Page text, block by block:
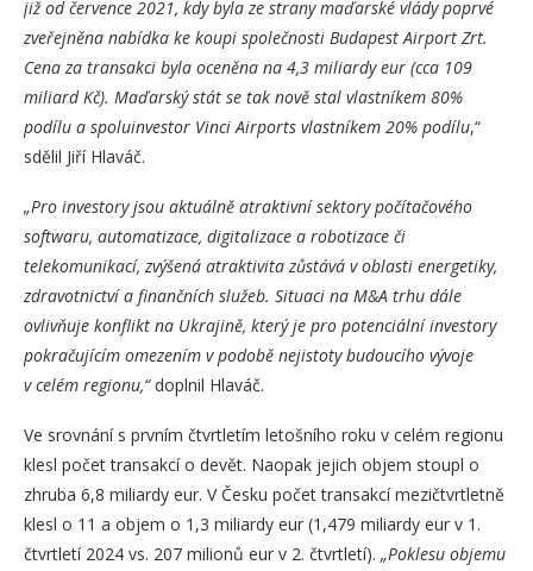
již od července 2021, kdy byla ze strany maďarské vlády poprvé
zveřejněna nabídka ke koupi společnosti Budapest Airport Zrt.
Cena za transakci byla oceněna na 4,3 miliardy eur (cca 109
miliard Kč). Maďarský stát se tak nově stal vlastníkem 80%
podílu a spoluinvestor Vinci Airports vlastníkem 20% podílu,“
sdělil Jiří Hlaváč.
„Pro investory jsou aktuálně atraktivní sektory počítačového
softwaru, automatizace, digitalizace a robotizace či
telekomunikací, zvýšená atraktivita zůstává v oblasti energetiky,
zdravotnictví a finančních služeb. Situaci na M&A trhu dále
ovlivňuje konflikt na Ukrajině, který je pro potenciální investory
pokračujícím omezením v podobě nejistoty budoucího vývoje
v celém regionu,“doplnil Hlaváč.
Ve srovnání s prvním čtvrtletím letošního roku v celém regionu
klesl počet transakcí o devět. Naopak jejich objem stoupl o
zhruba 6,8 miliardy eur. V Česku počet transakcí mezičtvrtletně
klesl o 11 a objem o 1,3 miliardy eur (1,479 miliardy eur v 1.
čtvrtletí 2024 vs. 207 milionů eur v 2. čtvrtletí). „Poklesu objemu